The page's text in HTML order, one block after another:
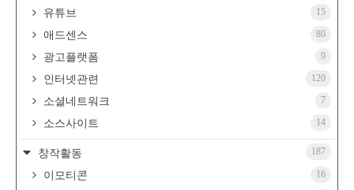
유튜브 15
애드센스 80
광고플랫폼 9
인터넷관련 120
소셜네트워크 7
소스사이트 14
창작활동 187
이모티콘 16